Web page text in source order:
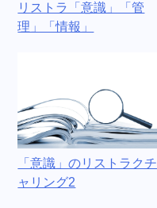
リストラ「意識」「管
理」「情報」
「意識」のリストラクチ
ャリング2